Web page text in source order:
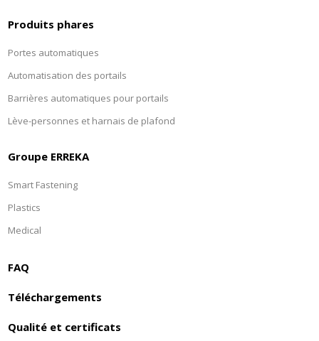
Produits phares
Portes automatiques
Automatisation des portails
Barrières automatiques pour portails
Lève-personnes et harnais de plafond
Groupe ERREKA
Smart Fastening
Plastics
Medical
FAQ
Téléchargements
Qualité et certificats